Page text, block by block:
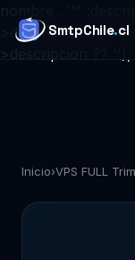
nombre . ''"
>descripcion ?? ''),
SmtpChile.cl
Inicio›VPS FULL